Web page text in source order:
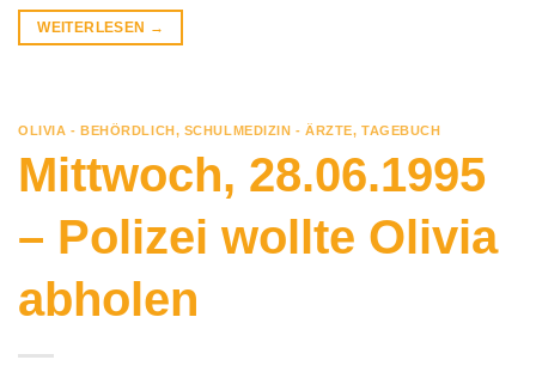
WEITERLESEN →
OLIVIA - BEHÖRDLICH, SCHULMEDIZIN - ÄRZTE,TAGEBUCH
Mittwoch, 28.06.1995
– Polizei wollte Olivia
abholen